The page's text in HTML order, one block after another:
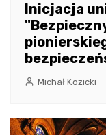
Inicjacja
Michał Kozicki